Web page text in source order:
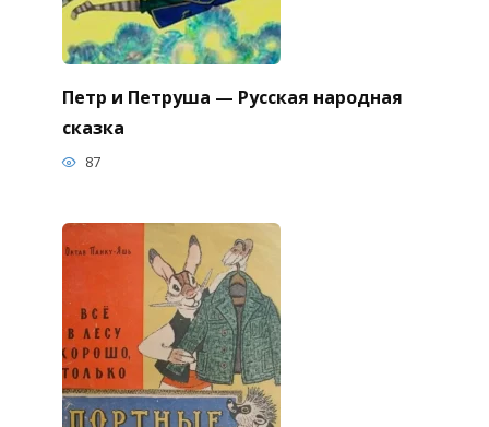
Петр и Петруша — Русская народная
сказка
87